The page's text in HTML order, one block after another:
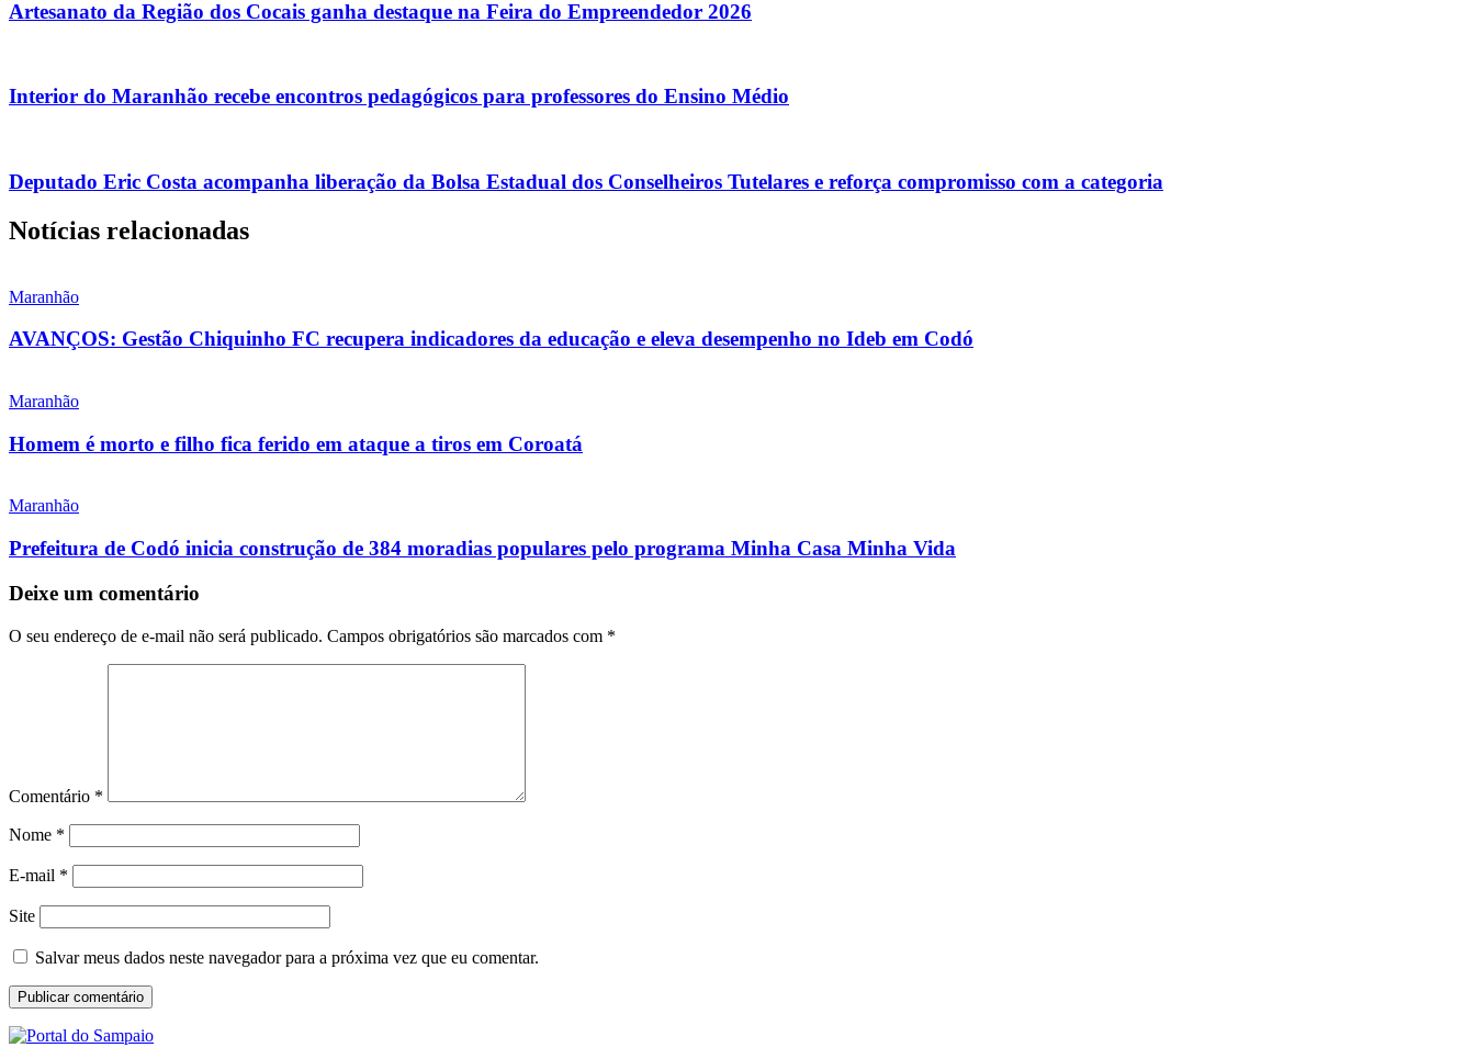
Artesanato da Região dos Cocais ganha destaque na Feira do Empreendedor 2026
Interior do Maranhão recebe encontros pedagógicos para professores do Ensino Médio
Deputado Eric Costa acompanha liberação da Bolsa Estadual dos Conselheiros Tutelares e reforça compromisso com a categoria
Notícias relacionadas
Maranhão
AVANÇOS: Gestão Chiquinho FC recupera indicadores da educação e eleva desempenho no Ideb em Codó
Maranhão
Homem é morto e filho fica ferido em ataque a tiros em Coroatá
Maranhão
Prefeitura de Codó inicia construção de 384 moradias populares pelo programa Minha Casa Minha Vida
Deixe um comentário
O seu endereço de e-mail não será publicado. Campos obrigatórios são marcados com *
Comentário *
Nome *
E-mail *
Site
Salvar meus dados neste navegador para a próxima vez que eu comentar.